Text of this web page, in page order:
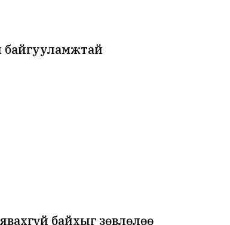
байгууламжтай
байхыг зөвлөлөө